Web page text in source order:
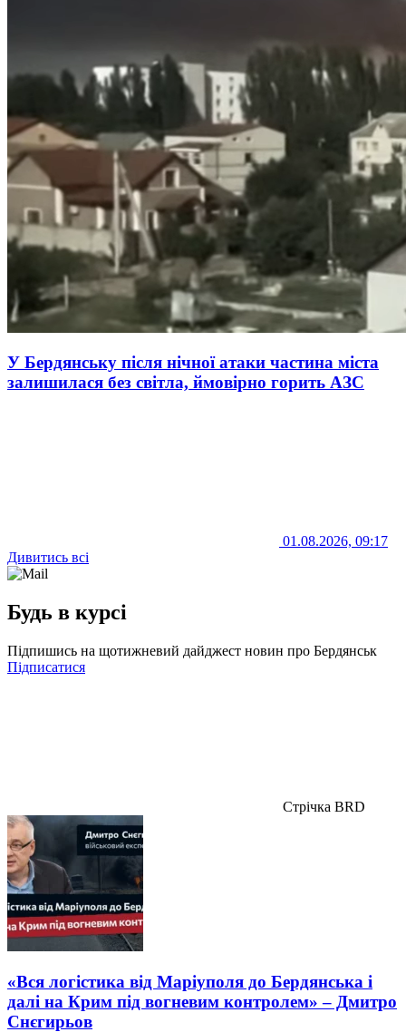
У Бердянську після нічної атаки частина міста
залишилася без світла, ймовірно горить АЗС
01.08.2026, 09:17
Дивитись всі
Будь в курсі
Підпишись на щотижневий дайджест новин про Бердянськ
Підписатися
Стрічка BRD
«Вся логістика від Маріуполя до Бердянська і
далі на Крим під вогневим контролем» – Дмитро
Снєгирьов